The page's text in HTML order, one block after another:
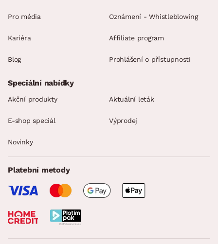
Pro média
Kariéra
Blog
Oznámení - Whistleblowing
Affiliate program
Prohlášení o přístupnosti
Speciální nabídky
Akční produkty Aktuální leták
E-shop speciál Výprodej
Novinky
Platební metody